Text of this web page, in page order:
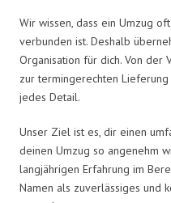
Wir wissen, dass ein Umzug
verbunden ist. Deshalb
Organisation für dich. Von der
zur termingerechten
jedes Detail.
Unser Ziel ist es, dir einen
deinen Umzug so angenehm
langjährigen Erfahrung im
Namen als zuverlässiges und